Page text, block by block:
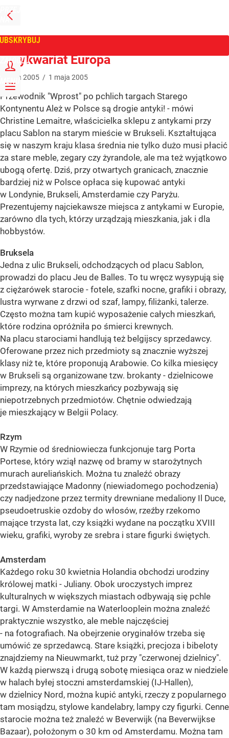
PRZEJDŹ
NA
GŁÓWNĄ
ZALOGUJ
MENU
Tygodnik Wprost
Antykwariat Europa
maja 2005 / 1 maja 2005
Przewodnik "Wprost" po pchlich targach Starego
Kontynentu Ależ w Polsce są drogie antyki! - mówi
Christine Lemaitre, właścicielka sklepu z antykami przy
placu Sablon na starym mieście w Brukseli. Kształtująca
się w naszym kraju klasa średnia nie tylko dużo musi płacić
za stare meble, zegary czy żyrandole, ale ma też wyjątkowo
ubogą ofertę. Dziś, przy otwartych granicach, znacznie
bardziej niż w Polsce opłaca się kupować antyki
w Londynie, Brukseli, Amsterdamie czy Paryżu.
Prezentujemy najciekawsze miejsca z antykami w Europie,
zarówno dla tych, którzy urządzają mieszkania, jak i dla
hobbystów.
Bruksela
Jedna z ulic Brukseli, odchodzących od placu Sablon,
prowadzi do placu Jeu de Balles. To tu wręcz wysypują się
z ciężarówek starocie - fotele, szafki nocne, grafiki i obrazy,
lustra wyrwane z drzwi od szaf, lampy, filiżanki, talerze.
Często można tam kupić wyposażenie całych mieszkań,
które rodzina opróżniła po śmierci krewnych.
Na placu starociami handlują też belgijscy sprzedawcy.
Oferowane przez nich przedmioty są znacznie wyższej
klasy niż te, które proponują Arabowie. Co kilka miesięcy
w Brukseli są organizowane tzw. brokanty - dzielnicowe
imprezy, na których mieszkańcy pozbywają się
niepotrzebnych przedmiotów. Chętnie odwiedzają
je mieszkający w Belgii Polacy.
Rzym
W Rzymie od średniowiecza funkcjonuje targ Porta
Portese, który wziął nazwę od bramy w starożytnych
murach aureliańskich. Można tu znaleźć obrazy
przedstawiające Madonny (niewiadomego pochodzenia)
czy nadjedzone przez termity drewniane medaliony Il Duce,
pseudoetruskie ozdoby do włosów, rzeźby rzekomo
mające trzysta lat, czy książki wydane na początku XVIII
wieku, grafiki, wyroby ze srebra i stare figurki świętych.
Amsterdam
Każdego roku 30 kwietnia Holandia obchodzi urodziny
królowej matki - Juliany. Obok uroczystych imprez
kulturalnych w większych miastach odbywają się pchle
targi. W Amsterdamie na Waterlooplein można znaleźć
praktycznie wszystko, ale meble najczęściej
- na fotografiach. Na obejrzenie oryginałów trzeba się
umówić ze sprzedawcą. Stare książki, precjoza i bibeloty
znajdziemy na Nieuwmarkt, tuż przy "czerwonej dzielnicy".
W każdą pierwszą i drugą sobotę miesiąca oraz w niedziele
w halach byłej stoczni amsterdamskiej (IJ-Hallen),
w dzielnicy Nord, można kupić antyki, rzeczy z popularnego
tam mosiądzu, stylowe kandelabry, lampy czy figurki. Cenne
starocie można też znaleźć w Beverwijk (na Beverwijkse
Bazaar), położonym o 30 km od Amsterdamu. Można tam